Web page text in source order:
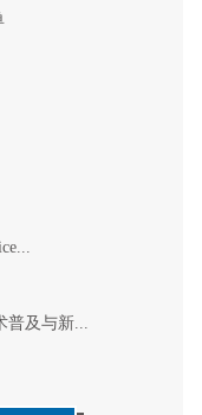
及与新...